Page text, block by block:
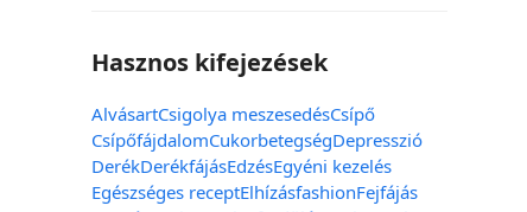
Hasznos kifejezések
AlvásartCsigolya meszesedésCsípő
CsípőfájdalomCukorbetegségDepresszió
DerékDerékfájásEdzésEgyéni kezelés
Egészséges receptElhízásfashionFejfájás